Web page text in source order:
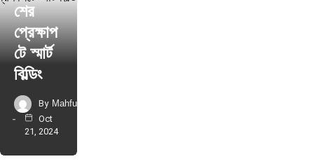
শের
প্রেক্ষাপ
টে স্মার্ট
বিল্ডিং
By Mahfuz
Oct
21, 2024